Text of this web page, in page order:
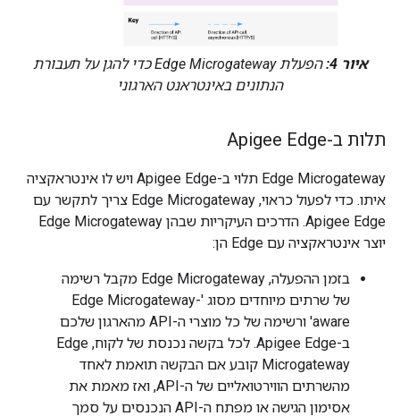
איור 4:
הפעלת Edge Microgateway כדי להגן על תעבורת
הנתונים באינטראנט הארגוני
תלות ב-Apigee Edge
Edge Microgateway תלוי ב-Apigee Edge ויש לו אינטראקציה
איתו. כדי לפעול כראוי, Edge Microgateway צריך לתקשר עם
Apigee Edge. הדרכים העיקריות שבהן Edge Microgateway
יוצר אינטראקציה עם Edge הן:
בזמן ההפעלה, Edge Microgateway מקבל רשימה
של שרתים מיוחדים מסוג 'Edge Microgateway-
aware' ורשימה של כל מוצרי ה-API מהארגון שלכם
ב-Apigee Edge. לכל בקשה נכנסת של לקוח, Edge
Microgateway קובע אם הבקשה תואמת לאחד
מהשרתים הווירטואליים של ה-API, ואז מאמת את
אסימון הגישה או מפתח ה-API הנכנסים על סמך